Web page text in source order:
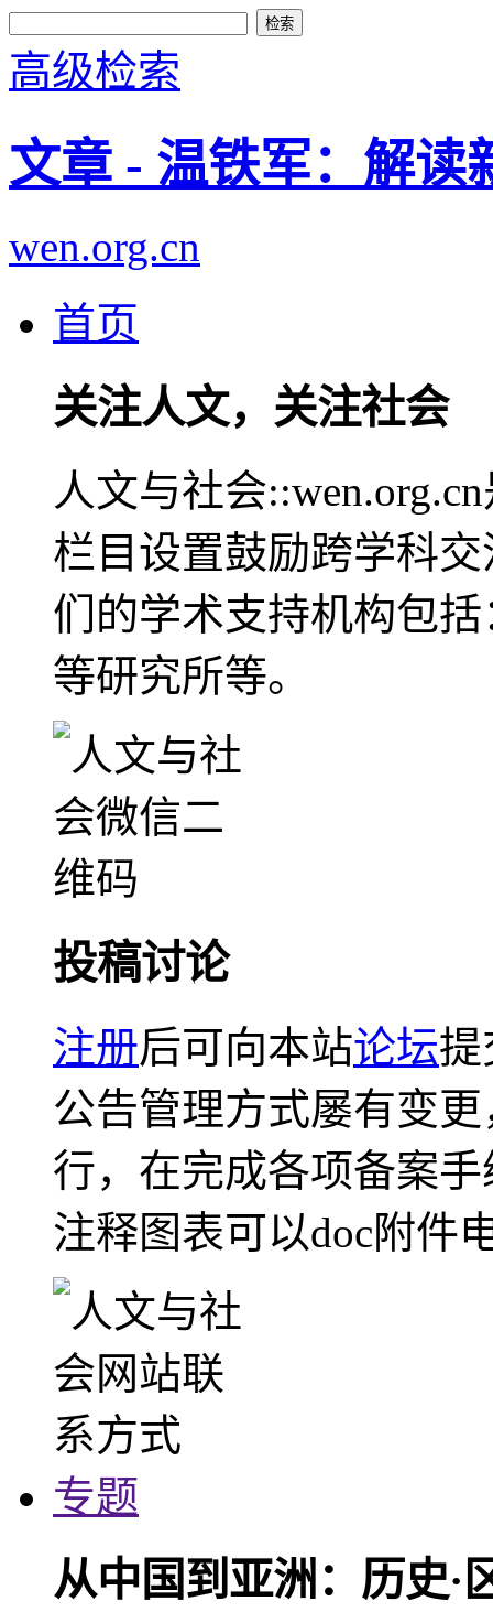
高级检索
文章 - 温铁军：解读
wen.org.cn
首页
关注人文，关注社会
人文与社会
栏目设置鼓励跨学科
们的学术支持机构包
等研究所等。
投稿讨论
注册后可向本站论坛提
公告管理方式屡有变
行，在完成各项备案
注释图表可以doc附件
专题
从中国到亚洲：历史·